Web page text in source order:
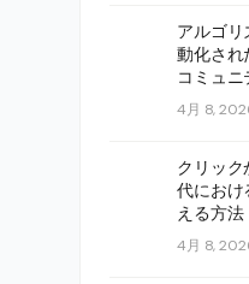
アルゴリ
動化され
コミュ
4月 8,
クリック
代におけ
える方法
4月 8,